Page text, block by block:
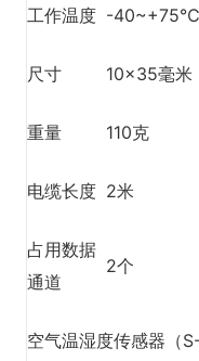
工作温度 -40~+75℃
尺寸 10×35毫米
重量 110克
电缆长度 2米
占用数据
通道
2个
空气温湿度传感器（